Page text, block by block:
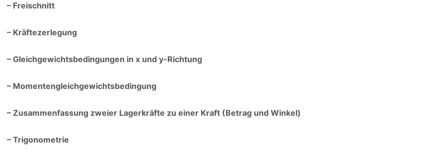
– Freischnitt
– Kräftezerlegung
– Gleichgewichtsbedingungen in x und y-Richtung
– Momentengleichgewichtsbedingung
– Zusammenfassung zweier Lagerkräfte zu einer Kraft (Betrag und Winkel)
– Trigonometrie